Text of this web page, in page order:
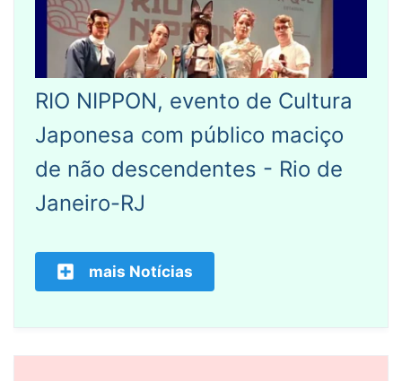
RIO NIPPON, evento de Cultura
Japonesa com público maciço
de não descendentes - Rio de
Janeiro-RJ
mais Notícias